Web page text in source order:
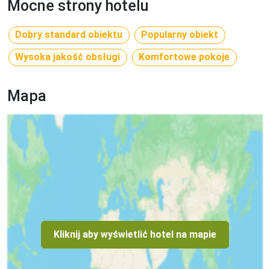
Mocne strony hotelu
Dobry standard obiektu
Popularny obiekt
Wysoka jakość obsługi
Komfortowe pokoje
Mapa
Kliknij aby wyświetlić hotel na mapie